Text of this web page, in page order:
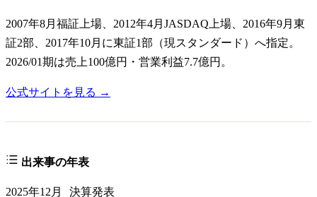
2007年8月福証上場、2012年4月JASDAQ上場、2016年9月東
証2部、2017年10月に東証1部（現スタンダード）へ指定。
2026/01期は売上100億円・営業利益7.7億円。
公式サイトを見る →
出来事の年表
2025年12月 決算発表